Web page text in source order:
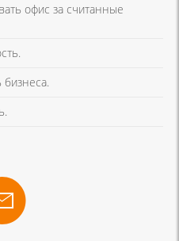
офис за считанные